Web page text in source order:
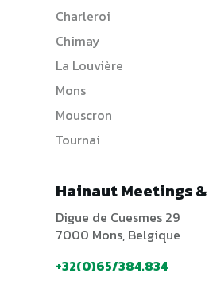
Charleroi
Chimay
La Louvière
Mons
Mouscron
Tournai
Hainaut Meetings
Digue de Cuesmes 29
7000 Mons, Belgique
+32(0)65/384.834